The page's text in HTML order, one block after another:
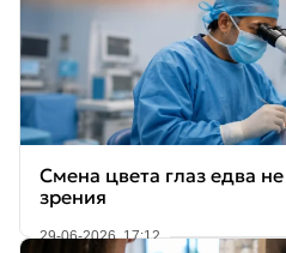
Смена цвета глаз едва
зрения
29-06-2026, 17:12